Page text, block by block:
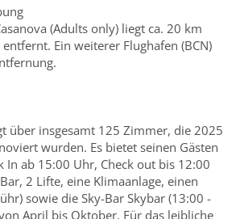
(Adults only) liegt ca. 20 km
Ein weiterer Flughafen (BCN)
über insgesamt 125 Zimmer, die 2025
wurden. Es bietet seinen Gästen
In ab 15:00 Uhr, Check out bis 12:00
2 Lifte, eine Klimaanlage, einen
sowie die Sky-Bar Skybar (13:00 -
April bis Oktober. Für das leibliche